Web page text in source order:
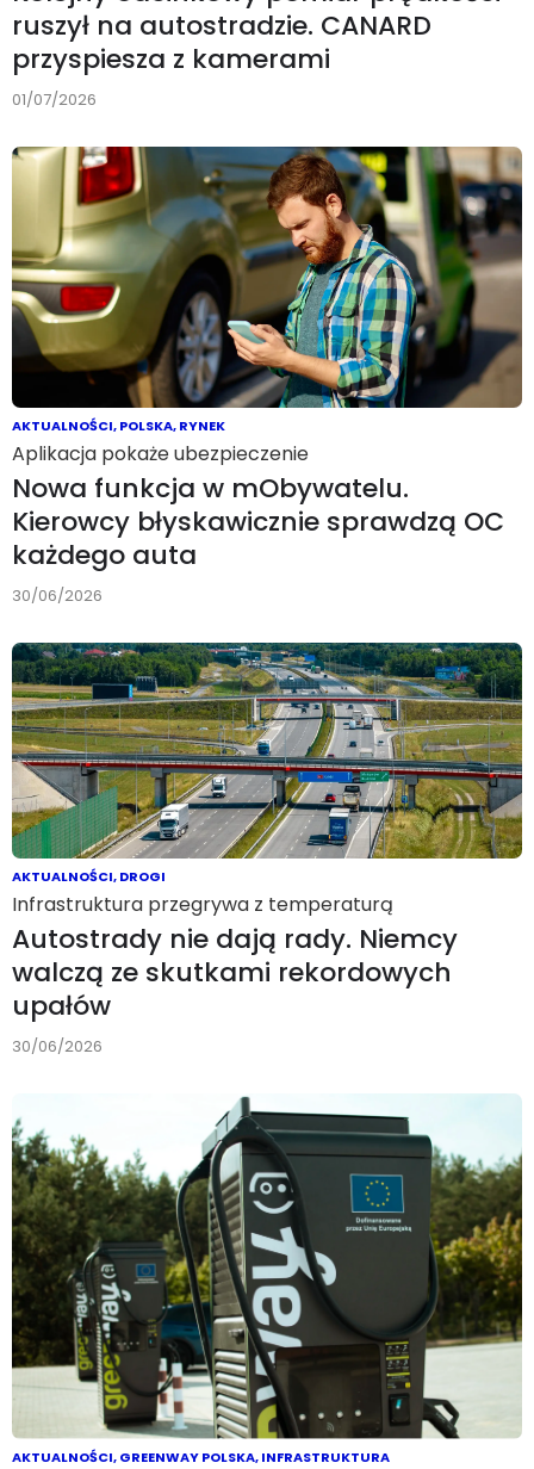
ruszył na autostradzie. CANARD
przyspiesza z kamerami
01/07/2026
AKTUALNOŚCI,POLSKA,RYNEK
Aplikacja pokaże ubezpieczenie
Nowa funkcja w mObywatelu.
Kierowcy błyskawicznie sprawdzą OC
każdego auta
30/06/2026
AKTUALNOŚCI,DROGI
Infrastruktura przegrywa z temperaturą
Autostrady nie dają rady. Niemcy
walczą ze skutkami rekordowych
upałów
30/06/2026
AKTUALNOŚCI,GREENWAY POLSKA,INFRASTRUKTURA